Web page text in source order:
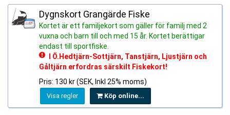
Dygnskort Grangärde Fiske
Kortet är ett familjekort som gäller för familj med 2
vuxna och barn till och med 15 år. Kortet berättigar
endast till sportfiske.
l Ö.Hedtjärn-Sottjärn, Tanstjärn, Ljustjärn och
Gåltjärn erfordras särskilt Fiskekort!
Pris: 130 kr (SEK, Inkl 25% moms)
Visa regler Köp online...